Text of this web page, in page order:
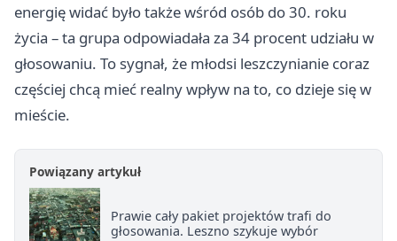
energię widać było także wśród osób do 30. roku
życia – ta grupa odpowiadała za 34 procent udziału w
głosowaniu. To sygnał, że młodsi leszczynianie coraz
częściej chcą mieć realny wpływ na to, co dzieje się w
mieście.
Powiązany artykuł
Prawie cały pakiet projektów trafi do
głosowania. Leszno szykuje wybór